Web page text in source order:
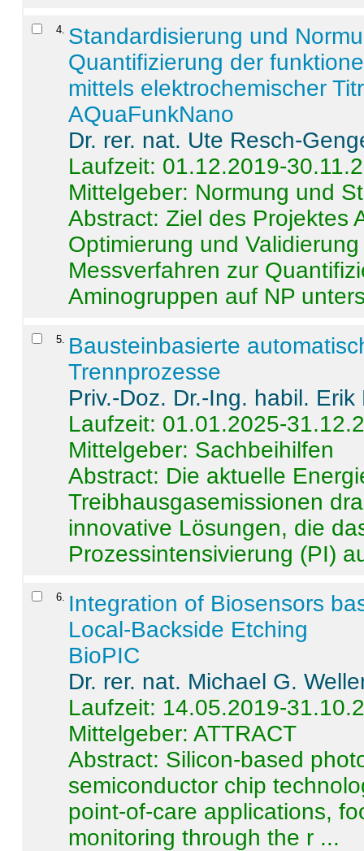
4 Standardisierung und
Quantifizierung der
mittels elektrochemischer
AQuaFunkNano
Dr. rer. nat. Ute Resch-
Laufzeit: 01.12.2019-
Mittelgeber: Normung und
Abstract:Ziel des Projektes
Optimierung und
Messverfahren zur
Aminogruppen auf NP
5
Bausteinbasierte
Trennprozesse
Priv.-Doz. Dr.-Ing. habil. Erik
Laufzeit: 01.01.2025-
Mittelgeber: Sachbeihilfen
Abstract: Die aktuelle
Treibhausgasemissionen
innovative Lösungen, die
Prozessintensivierung (PI)
6
Integration of Biosensors
Local-Backside Etching
BioPIC
Dr. rer. nat. Michael G.
Laufzeit: 14.05.2019-
Mittelgeber: ATTRACT
Abstract: Silicon-based
semiconductor chip
point-of-care applications,
monitoring through the r ...